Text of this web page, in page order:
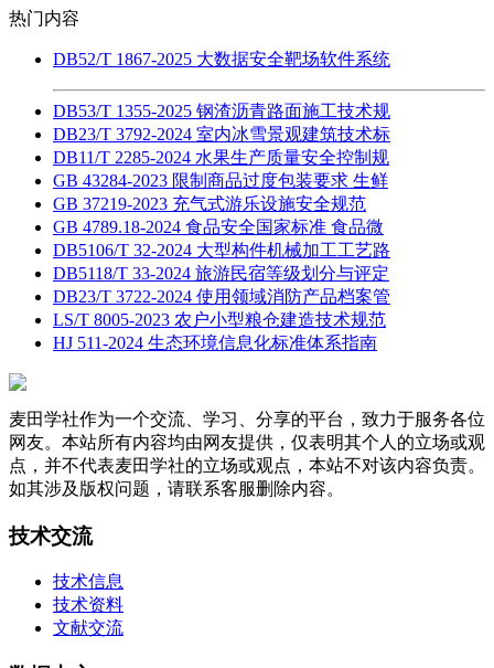
热门内容
DB52/T 1867-2025 大数据安全靶场软件系统
DB53/T 1355-2025 钢渣沥青路面施工技术规
DB23/T 3792-2024 室内冰雪景观建筑技术标
DB11/T 2285-2024 水果生产质量安全控制规
GB 43284-2023 限制商品过度包装要求 生鲜
GB 37219-2023 充气式游乐设施安全规范
GB 4789.18-2024 食品安全国家标准 食品微
DB5106/T 32-2024 大型构件机械加工工艺路
DB5118/T 33-2024 旅游民宿等级划分与评定
DB23/T 3722-2024 使用领域消防产品档案管
LS/T 8005-2023 农户小型粮仓建造技术规范
HJ 511-2024 生态环境信息化标准体系指南
麦田学社作为一个交流、学习、分享的平台，致力于服务各位
网友。本站所有内容均由网友提供，仅表明其个人的立场或观
点，并不代表麦田学社的立场或观点，本站不对该内容负责。
如其涉及版权问题，请联系客服删除内容。
技术交流
技术信息
技术资料
文献交流